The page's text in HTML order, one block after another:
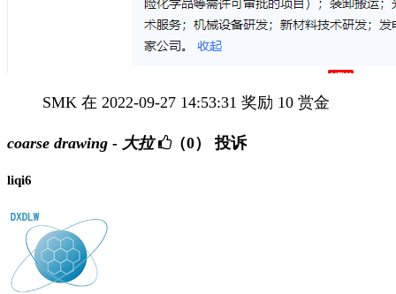
SMK 在 2022-09-27 14:53:31 奖励 10 赏金
coarse drawing - 大拉 （0） 投诉
liqi6